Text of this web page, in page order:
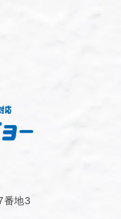
番地3